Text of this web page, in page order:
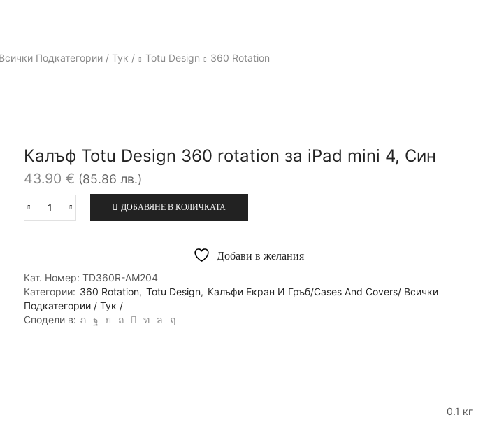
Подкатегории / Тук / Totu Design 360 Rotation
Калъф Totu Design 360 rotation за iPad mini 4, Син
43.90 € (85.86 лв.)
количество
360
rotation
за
iPad
ДОБАВЯНЕ В КОЛИЧКАТА
Добави в желания
Кат. Номер: TD360R-AM204
Категории: 360 Rotation, Totu Design, Калъфи Екран И Гръб/Cases And Covers/ Всички
Подкатегории / Тук /
Сподели в:
0.1 кг